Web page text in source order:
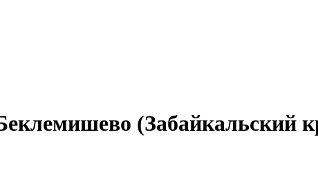
(Забайкальский